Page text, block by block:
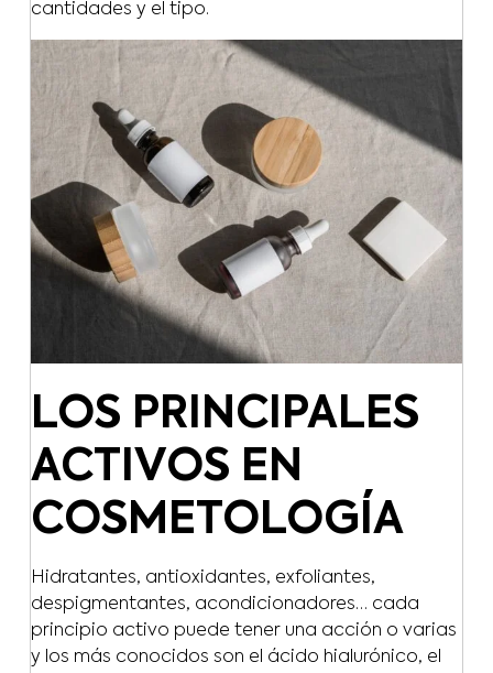
cantidades y el tipo.
LOS PRINCIPALES
ACTIVOS EN
COSMETOLOGÍA
Hidratantes, antioxidantes, exfoliantes,
despigmentantes, acondicionadores… cada
principio activo puede tener una acción o varias
y los más conocidos son el ácido hialurónico, el